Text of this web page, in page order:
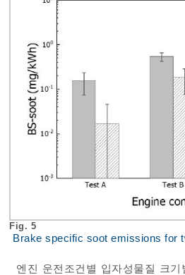
Fig. 5
Brake specific soot emissions for
엔진 운전조건별 입자성물질 크기